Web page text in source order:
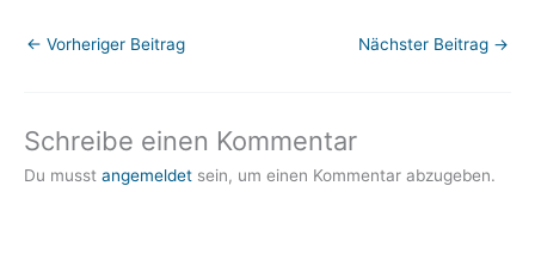
← Vorheriger Beitrag Nächster Beitrag →
Schreibe einen Kommentar
Du musst angemeldet sein, um einen Kommentar abzugeben.